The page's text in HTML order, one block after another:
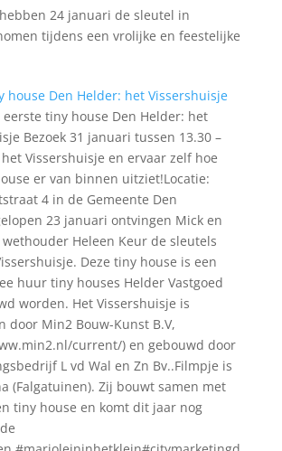
24 januari de sleutel in
tijdens een vrolijke en feestelijke
house Den Helder: het Vissershuisje
eerste tiny house Den Helder: het
Bezoek 31 januari tussen 13.30 –
Vissershuisje en ervaar zelf hoe
er van binnen uitziet!Locatie:
4 in de Gemeente Den
23 januari ontvingen Mick en
wethouder Heleen Keur de sleutels
Deze tiny house is een
huur tiny houses Helder Vastgoed
worden. Het Vissershuisje is
door Min2 Bouw-Kunst B.V,
current/) en gebouwd door
L vd Wal en Zn Bv..Filmpje is
(Falgatuinen). Zij bouwt samen met
tiny house en komt dit jaar nog